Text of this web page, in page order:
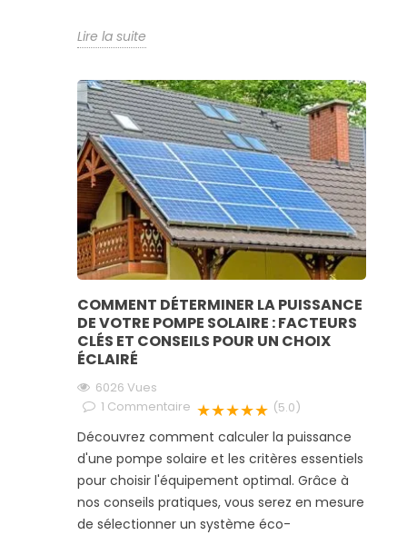
Lire la suite
COMMENT DÉTERMINER LA PUISSANCE
DE VOTRE POMPE SOLAIRE : FACTEURS
CLÉS ET CONSEILS POUR UN CHOIX
ÉCLAIRÉ
6026 Vues
1 Commentaire ★★★★★ (5.0)
Découvrez comment calculer la puissance
d'une pompe solaire et les critères essentiels
pour choisir l'équipement optimal. Grâce à
nos conseils pratiques, vous serez en mesure
de sélectionner un système éco-